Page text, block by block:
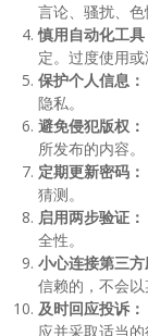
言论、骚扰、色
慎用自动化工具
定。过度使用
保护个人信息：
隐私。
避免侵犯版权：
所发布的内容。
定期更新密码：
猜测。
启用两步验证：
全性。
小心连接第三方
信赖的，不会以
及时回应投诉：
应并采取适当的